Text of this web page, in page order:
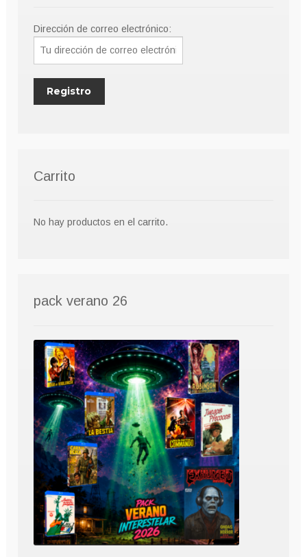
Dirección de correo electrónico:
Carrito
No hay productos en el carrito.
pack verano 26